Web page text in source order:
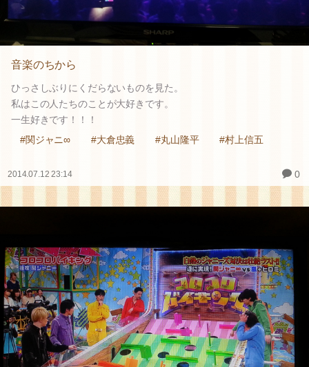
音楽のちから
ひっさしぶりにくだらないものを見た。
私はこの人たちのことが大好きです。
一生好きです！！！
#関ジャニ∞
#大倉忠義 #丸山隆平 #村上信五
2014.07.12 23:14 0